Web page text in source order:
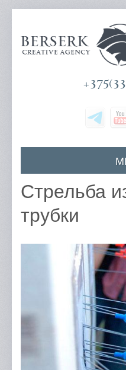
Главная
О компании
Наши услуги
Портфолио
Контакты
Стрельба
трубки